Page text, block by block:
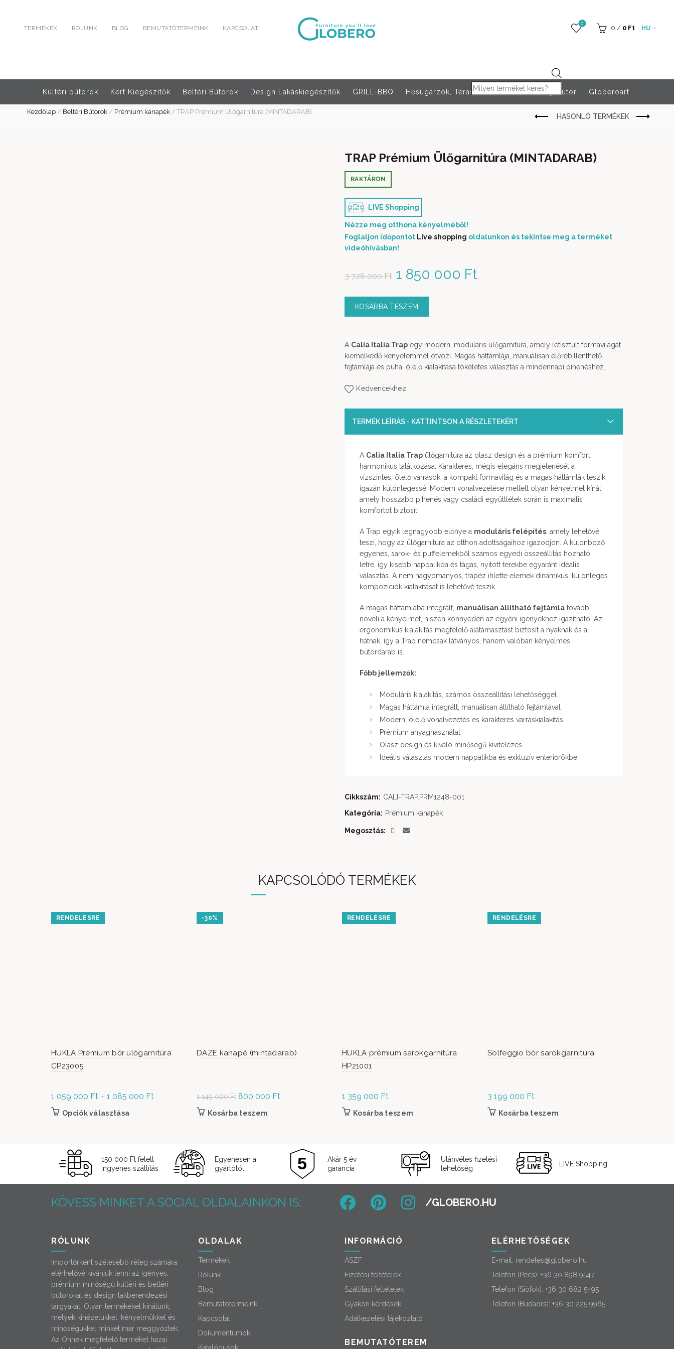
TERMÉKEK RÓLUNK BLOG BEMUTATÓTERMEINK KAPCSOLAT
Products search
0
0 / 0 Ft HU
Kültéri bútorok Kert Kiegészítők Beltéri Bútorok Design Lakáskiegészítők GRILL-BBQ Hősugárzók, Teraszfűtés Rendezvény bútor Globeroart
Kezdőlap/ Beltéri Bútorok/ Prémium kanapék/ TRAP Prémium Ülőgarnitúra (MINTADARAB)
TRAP Prémium Ülőgarnitúra (MINTADARAB)
3 728 000Ft Original price was: 3 728 000 Ft.
1 850 000 Ft
RAKTÁRON
LIVE Shopping
Nézze meg otthona kényelméből!
Foglaljon időpontot Live shopping oldalunkon és tekintse meg a terméket
videóhívásban!
KOSÁRBA TESZEM
A Calia Italia Trap egy modern, moduláris ülőgarnitúra, amely letisztult formavilágát
kiemelkedő kényelemmel ötvözi. Magas háttámlája, manuálisan előrebillenthető
fejtámlája és puha, ölelő kialakítása tökéletes választás a mindennapi pihenéshez.
Kedvencekhez
TERMÉK LEÍRÁS - KATTINTSON A RÉSZLETEKÉRT
A Calia Italia Trap ülőgarnitúra az olasz design és a prémium komfort
harmonikus találkozása. Karakteres, mégis elegáns megjelenését a
vízszintes, ölelő varrások, a kompakt formavilág és a magas háttámlák teszik
igazán különlegessé. Modern vonalvezetése mellett olyan kényelmet kínál,
amely hosszabb pihenés vagy családi együttlétek során is maximális
komfortot biztosít.
A Trap egyik legnagyobb előnye a moduláris felépítés , amely lehetővé
teszi, hogy az ülőgarnitúra az otthon adottságaihoz igazodjon. A különböző
egyenes, sarok- és puffelemekből számos egyedi összeállítás hozható
létre, így kisebb nappalikba és tágas, nyitott terekbe egyaránt ideális
választás. A nem hagyományos, trapéz ihlette elemek dinamikus, különleges
kompozíciók kialakítását is lehetővé teszik.
A magas háttámlába integrált, manuálisan állítható fejtámla tovább
növeli a kényelmet, hiszen könnyedén az egyéni igényekhez igazítható. Az
ergonomikus kialakítás megfelelő alátámasztást biztosít a nyaknak és a
hátnak, így a Trap nemcsak látványos, hanem valóban kényelmes
bútordarab is.
Főbb jellemzők:
Moduláris kialakítás, számos összeállítási lehetőséggel
Magas háttámla integrált, manuálisan állítható fejtámlával
Modern, ölelő vonalvezetés és karakteres varráskialakítás
Prémium anyaghasználat
Olasz design és kiváló minőségű kivitelezés
Ideális választás modern nappalikba és exkluzív enteriőrökbe.
Cikkszám: CALI-TRAP.PRM1248-001
Kategória: Prémium kanapék
Megosztás
KAPCSOLÓDÓ TERMÉKEK
RENDELÉSRE
HUKLA Prémium bőr ülőgarnitúra
CP23005
1 059 000 Ft – 1 085 000 Ft Ártartomány:
1 059 000 Ft
Opciók választása Ennek a terméknek több variációja van. A változatok a termékoldalon választhatók ki
-30%
DAZE kanapé (mintadarab)
1 149 000Ft Original
price was: 1
800 000 Ft
Kosárba teszem
RENDELÉSRE
HUKLA prémium sarokgarnitúra
HP21001
1 359 000 Ft
Kosárba teszem
RENDELÉSRE
Solfeggio bőr sarokgarnitúra
3 199 000 Ft
Kosárba teszem
150 000 Ft felett
ingyenes szállítás
Egyenesen a
gyártótól
Akár 5 év
garancia
Utánvétes fizetési
lehetőség
LIVE Shopping
KÖVESS MINKET A SOCIAL OLDALAINKON IS:
RÓLUNK
Importőrként szélesebb réteg számára
elérhetővé kívánjuk tenni az igényes,
prémium minőségű kültéri és beltéri
bútorokat és design lakberendezési
tárgyakat. Olyan termékeket kínálunk,
melyek kinézetükkel, kényelmükkel és
minőségükkel minket már meggyőztek.
Az Önnek megfelelő terméket hazai
OLDALAK
Termékek
Rólunk
Blog
Bemutatótermeink
Kapcsolat
Dokumentumok
INFORMÁCIÓ
ÁSZF
Fizetési feltételek
Szállítási feltételek
Gyakori kérdések
Adatkezelési tájékoztató
BEMUTATÓTEREM
ELÉRHETŐSÉGEK
E-mail: rendeles@globero.hu
Telefon (Pécs): +36 30 898 9547
Telefon (Siófok): +36 30 682 5495
Telefon (Budaörs): +36 30 225 9965